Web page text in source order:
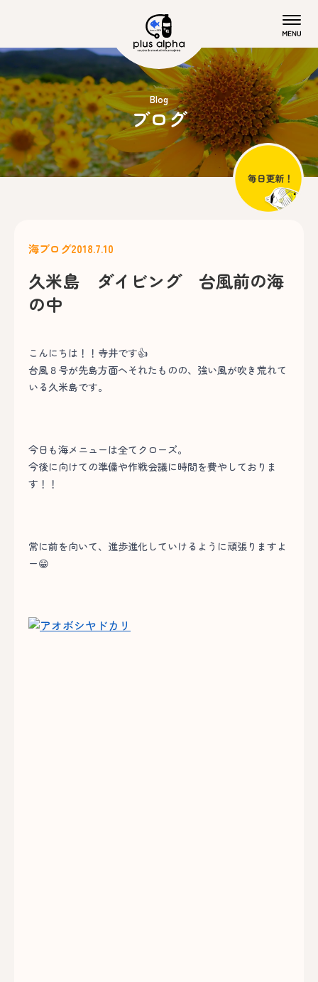
Blog
ブログ
海ブログ2018.7.10
久米島 ダイビング 台風前の海
の中
こんにちは！！寺井です👍
台風８号が先島方面へそれたものの、強い風が吹き荒れて
いる久米島です。
今日も海メニューは全てクローズ。
今後に向けての準備や作戦会議に時間を費やしておりま
す！！
常に前を向いて、進歩進化していけるように頑張りますよ
ー😁